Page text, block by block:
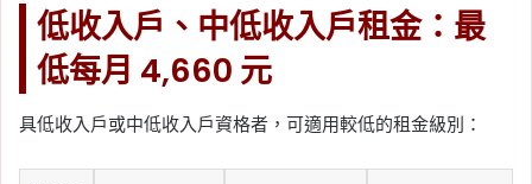
低收入戶、中低收入戶租金：最
低每月 4,660 元
具低收入戶或中低收入戶資格者，可適用較低的租金級別：